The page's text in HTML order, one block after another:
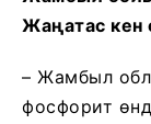
Жаңатас кен
– Жамбыл
фосфорит